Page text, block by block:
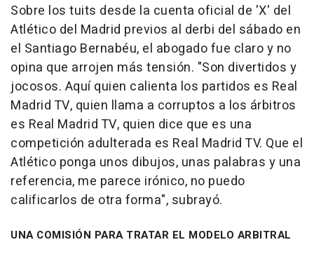
Sobre los tuits desde la cuenta oficial de 'X' del
Atlético del Madrid previos al derbi del sábado en
el Santiago Bernabéu, el abogado fue claro y no
opina que arrojen más tensión. "Son divertidos y
jocosos. Aquí quien calienta los partidos es Real
Madrid TV, quien llama a corruptos a los árbitros
es Real Madrid TV, quien dice que es una
competición adulterada es Real Madrid TV. Que el
Atlético ponga unos dibujos, unas palabras y una
referencia, me parece irónico, no puedo
calificarlos de otra forma", subrayó.
UNA COMISIÓN PARA TRATAR EL MODELO ARBITRAL